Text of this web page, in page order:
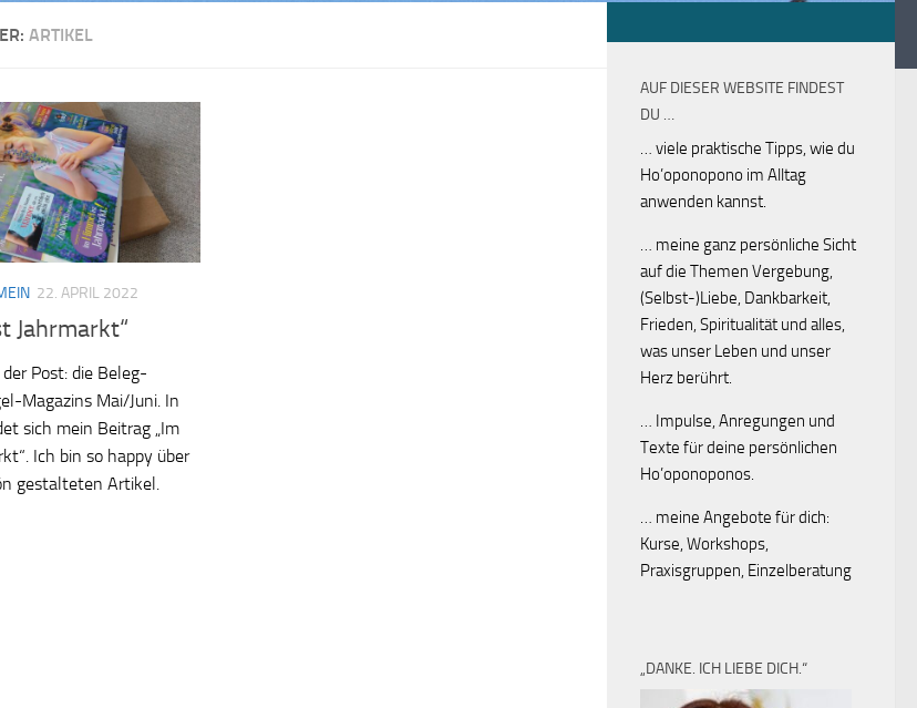
ARTIKEL
22. APRIL 2022
Jahrmarkt“
Post: die Beleg-
Magazins Mai/Juni. In
sich mein Beitrag „Im
Ich bin so happy über
gestalteten Artikel.
AUF DIESER WEBSITE FINDEST
DU …
… viele praktische Tipps, wie du
Ho’oponopono im Alltag
anwenden kannst.
… meine ganz persönliche Sicht
auf die Themen Vergebung,
(Selbst-)Liebe, Dankbarkeit,
Frieden, Spiritualität und alles,
was unser Leben und unser
Herz berührt.
… Impulse, Anregungen und
Texte für deine persönlichen
Ho’oponoponos.
… meine Angebote für dich:
Kurse, Workshops,
Praxisgruppen, Einzelberatung
„DANKE. ICH LIEBE DICH.“